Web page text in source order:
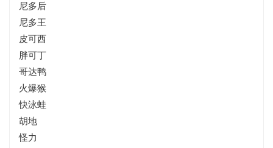
尼多后
尼多王
皮可西
胖可丁
哥达鸭
火爆猴
快泳蛙
胡地
怪力